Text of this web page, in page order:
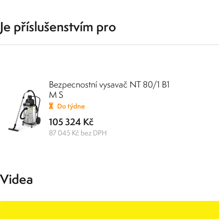
Je příslušenstvím pro
Bezpecnostní vysavač NT 80/1 B1
M S
Do týdne
105 324 Kč
87 045 Kč bez DPH
Videa